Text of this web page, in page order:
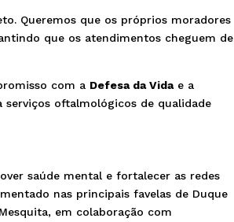
Queremos que os próprios moradores
que os atendimentos cheguem de
com a Defesa da Vidae a
serviços oftalmológicos de qualidade
saúde mental e fortalecer as redes
nas principais favelas de Duque
em colaboração com